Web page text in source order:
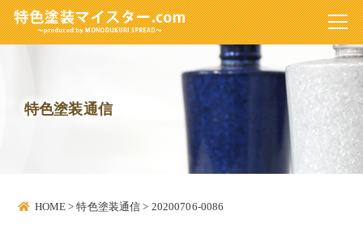
特色塗装通信
HOME >特色塗装通信 > 20200706-0086